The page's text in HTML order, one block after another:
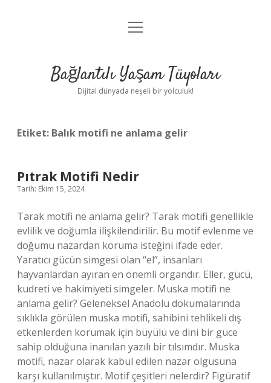
Anasayfa
Yasal Uyarı
menüyü
Bağlantılı Yaşam Tüyoları
Dijital dünyada neşeli bir yolculuk!
Etiket: Balık motifi ne anlama gelir
Pıtrak Motifi Nedir
Tarih: Ekim 15, 2024
Tarak motifi ne anlama gelir? Tarak motifi genellikle
evlilik ve doğumla ilişkilendirilir. Bu motif evlenme ve
doğumu nazardan koruma isteğini ifade eder.
Yaratıcı gücün simgesi olan “el”, insanları
hayvanlardan ayıran en önemli organdır. Eller, gücü,
kudreti ve hakimiyeti simgeler. Muska motifi ne
anlama gelir? Geleneksel Anadolu dokumalarında
sıklıkla görülen muska motifi, sahibini tehlikeli dış
etkenlerden korumak için büyülü ve dini bir güce
sahip olduğuna inanılan yazılı bir tılsımdır. Muska
motifi, nazar olarak kabul edilen nazar olgusuna
karşı kullanılmıştır. Motif çeşitleri nelerdir? Figüratif